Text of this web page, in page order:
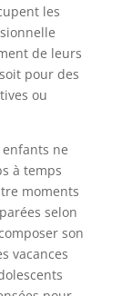
les
de leurs
pour des
ou
ne
à temps
moments
selon
son
vacances